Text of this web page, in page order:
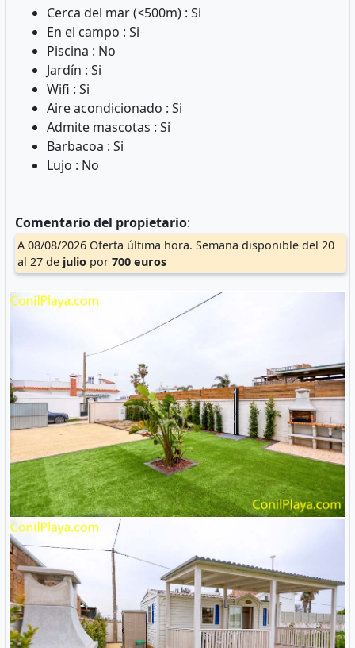
Cerca del mar (<500m) : Si
En el campo : Si
Piscina : No
Jardín : Si
Wifi : Si
Aire acondicionado : Si
Admite mascotas : Si
Barbacoa : Si
Lujo : No
Comentario del propietario:
A 08/08/2026 Oferta última hora. Semana disponible del 20
al 27 de julio por700 euros